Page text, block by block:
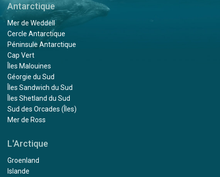
Antarctique
Mer de Weddell
Cercle Antarctique
Péninsule Antarctique
Cap Vert
Îles Malouines
Géorgie du Sud
Îles Sandwich du Sud
Îles Shetland du Sud
Sud des Orcades (Îles)
Mer de Ross
L'Arctique
Groenland
Islande